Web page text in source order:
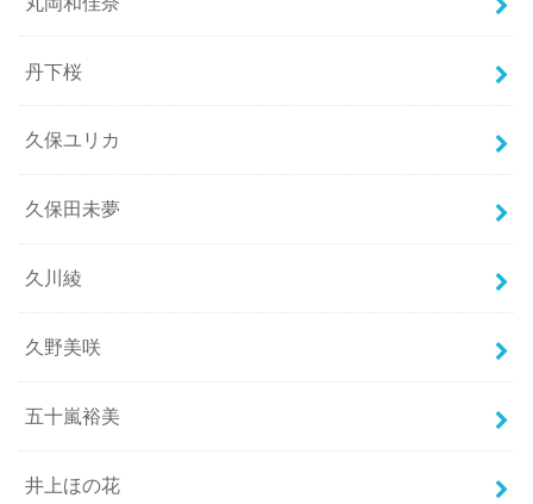
丹下桜
久保ユリカ
久保田未夢
久川綾
久野美咲
五十嵐裕美
井上ほの花